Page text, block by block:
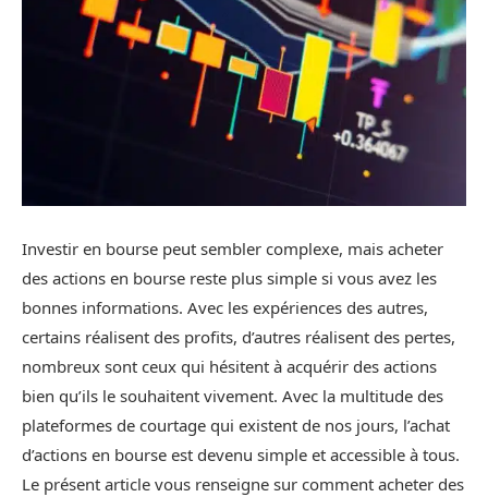
Investir en bourse peut sembler complexe, mais acheter
des actions en bourse reste plus simple si vous avez les
bonnes informations. Avec les expériences des autres,
certains réalisent des profits, d’autres réalisent des pertes,
nombreux sont ceux qui hésitent à acquérir des actions
bien qu’ils le souhaitent vivement. Avec la multitude des
plateformes de courtage qui existent de nos jours, l’achat
d’actions en bourse est devenu simple et accessible à tous.
Le présent article vous renseigne sur comment acheter des